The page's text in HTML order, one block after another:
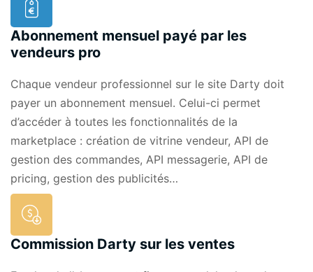
Abonnement mensuel payé par les
vendeurs pro
Chaque vendeur professionnel sur le site Darty doit
payer un abonnement mensuel. Celui-ci permet
d’accéder à toutes les fonctionnalités de la
marketplace : création de vitrine vendeur, API de
gestion des commandes, API messagerie, API de
pricing, gestion des publicités…
Commission Darty sur les ventes